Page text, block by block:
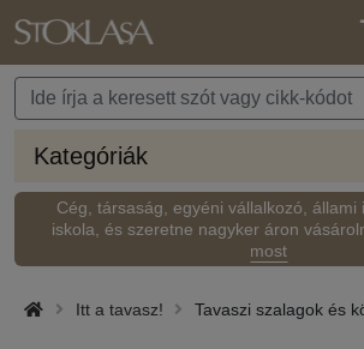
Kategóriák
Cég, társaság, egyéni vállalkozó, állami
iskola, és szeretne nagyker áron
most
Itt a tavasz! Tavaszi szalagok és